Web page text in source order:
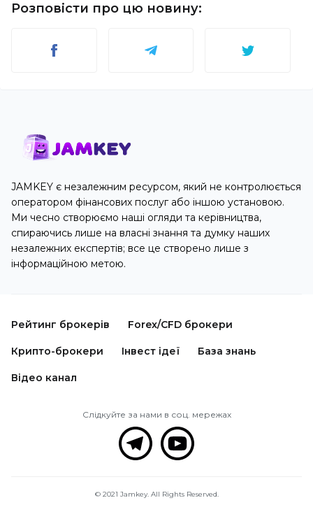
Розповісти про цю новину:
JAMKEY є незалежним ресурсом, який не контролюється
оператором фінансових послуг або іншою установою.
Ми чесно створюємо наші огляди та керівництва,
спираючись лише на власні знання та думку наших
незалежних експертів; все це створено лише з
інформаційною метою.
Рейтинг брокерів Forex/CFD брокери
Крипто-брокери Інвест ідеї База знань
Відео канал
Слідкуйте за нами в соц. мережах
© 2021 Jamkey. All Rights Reserved.